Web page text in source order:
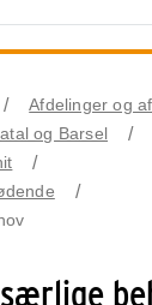
Afdelinger og
og Barsel